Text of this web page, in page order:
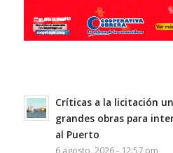
Críticas a la licitación
grandes obras para
al Puerto